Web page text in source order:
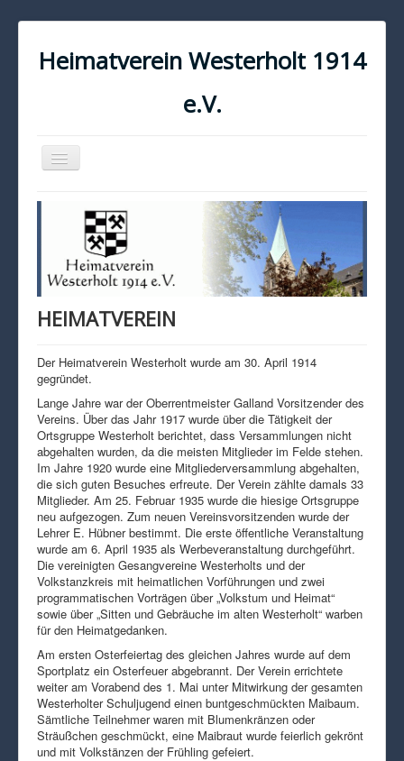
Heimatverein Westerholt 1914
e.V.
Navigation
an/aus
KONTAKT
IMPRESSUM
DATENSCHUTZ
HEIMATVEREIN
Der Heimatverein Westerholt wurde am 30. April 1914
gegründet.
Lange Jahre war der Oberrentmeister Galland Vorsitzender des
Vereins. Über das Jahr 1917 wurde über die Tätigkeit der
Ortsgruppe Westerholt berichtet, dass Versammlungen nicht
abgehalten wurden, da die meisten Mitglieder im Felde stehen.
Im Jahre 1920 wurde eine Mitgliederversammlung abgehalten,
die sich guten Besuches erfreute. Der Verein zählte damals 33
Mitglieder. Am 25. Februar 1935 wurde die hiesige Ortsgruppe
neu aufgezogen. Zum neuen Vereinsvorsitzenden wurde der
Lehrer E. Hübner bestimmt. Die erste öffentliche Veranstaltung
wurde am 6. April 1935 als Werbeveranstaltung durchgeführt.
Die vereinigten Gesangvereine Westerholts und der
Volkstanzkreis mit heimatlichen Vorführungen und zwei
programmatischen Vorträgen über „Volkstum und Heimat“
sowie über „Sitten und Gebräuche im alten Westerholt“ warben
für den Heimatgedanken.
Am ersten Osterfeiertag des gleichen Jahres wurde auf dem
Sportplatz ein Osterfeuer abgebrannt. Der Verein errichtete
weiter am Vorabend des 1. Mai unter Mitwirkung der gesamten
Westerholter Schuljugend einen buntgeschmückten Maibaum.
Sämtliche Teilnehmer waren mit Blumenkränzen oder
Sträußchen geschmückt, eine Maibraut wurde feierlich gekrönt
und mit Volkstänzen der Frühling gefeiert.